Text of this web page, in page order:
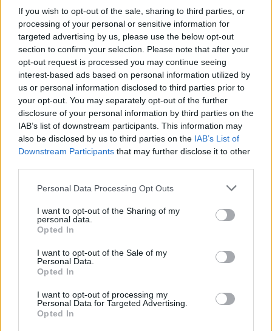
If you wish to opt-out of the sale, sharing to third parties, or
processing of your personal or sensitive information for
targeted advertising by us, please use the below opt-out
section to confirm your selection. Please note that after your
opt-out request is processed you may continue seeing
interest-based ads based on personal information utilized by
us or personal information disclosed to third parties prior to
your opt-out. You may separately opt-out of the further
disclosure of your personal information by third parties on the
IAB’s list of downstream participants. This information may
also be disclosed by us to third parties on the IAB’s List of
Downstream Participants that may further disclose it to other
Personal Data Processing Opt Outs
I want to opt-out of the Sharing of my
personal data.
Opted In
I want to opt-out of the Sale of my
Personal Data.
Opted In
I want to opt-out of processing my
Personal Data for Targeted Advertising.
Opted In
Βίγκο Μόρτενσεν: Απολύθηκε από κλασική
ταινία της δεκαετίας του 1980 χωρίς να
του το πουν!
12/06/2024
Ο Βίγκο Μόρτενσεν αποκάλυψε τον βάναυσο τρόπο με τον
οποίο ο Όλιβερ Στόουν τον απέλυσε…
GOOD STUFF